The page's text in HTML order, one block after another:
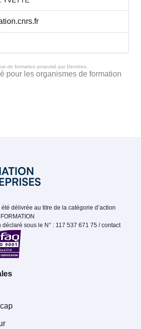
de formation propulsé par Dendreo,
pour les organismes de formation
délivrée au titre de la catégorie d’action
sous le N° : 117 537 671 75 / contact